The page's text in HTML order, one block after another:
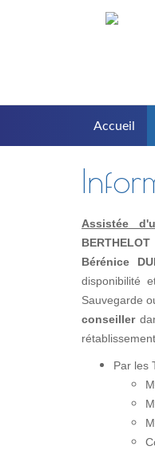
Accueil
Assistée
Bérénice
disponibilité
Sauvegarde
conseiller
Par les